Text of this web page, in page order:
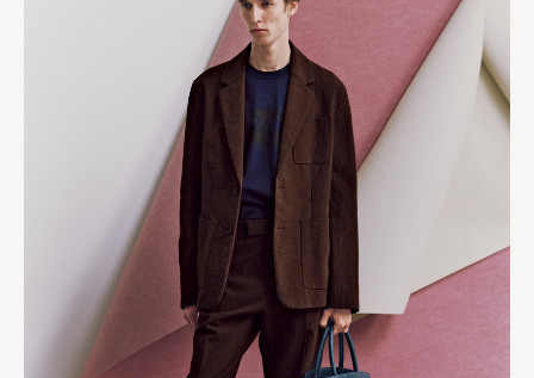
Pen Meet
Pen international Pen tw